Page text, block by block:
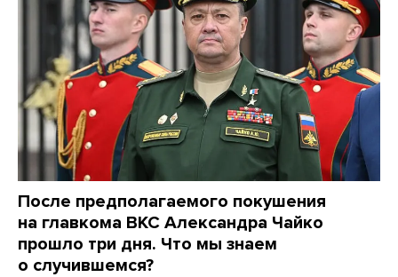
После предполагаемого покушения
на главкома ВКС Александра Чайко
прошло три дня. Что мы знаем
о случившемся?